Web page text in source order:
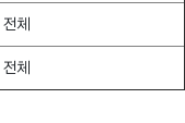
체
체